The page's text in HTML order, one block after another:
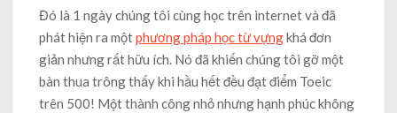
Đó là 1 ngày chúng tôi cùng học trên internet và đã
phát hiện ra mộtphương pháp học từ vựngkhá đơn
giản nhưng rất hữu ích. Nó đã khiến chúng tôi gỡ một
bàn thua trông thấy khi hầu hết đều đạt điểm Toeic
trên 500! Một thành công nhỏ nhưng hạnh phúc không